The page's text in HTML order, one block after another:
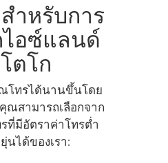
ำหรับการ
อซ์แลนด์
ตโก
โทรได้นานขึ้นโดย
ณสามารถเลือกจาก
ที่มีอัตราค่าโทรต่ำ
นได้ของเรา: